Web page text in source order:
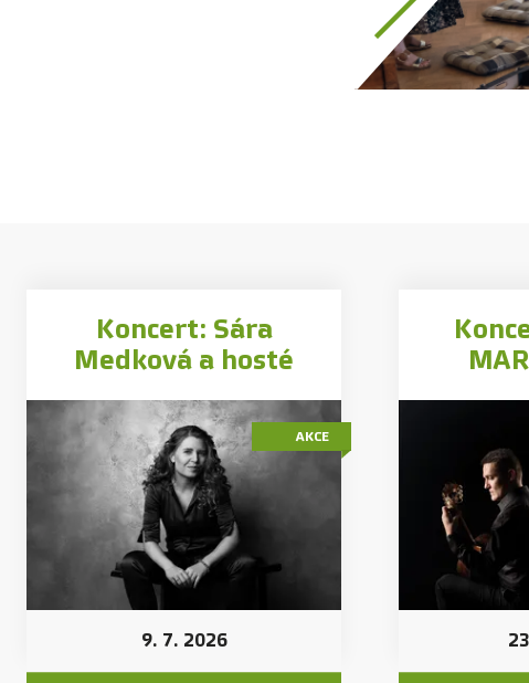
Koncert: Sára
Medková a hosté
AKCE
9. 7. 2026